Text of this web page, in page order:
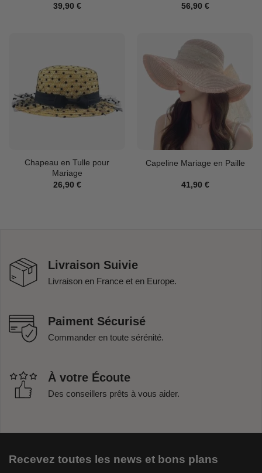
39,90 €
56,90 €
Chapeau en Tulle pour
Mariage
26,90 €
Capeline Mariage en Paille
41,90 €
Livraison Suivie
Livraison en France et en Europe.
Paiment Sécurisé
Commander en toute sérénité.
À votre Écoute
Des conseillers prêts à vous aider.
Recevez toutes les news et bons plans